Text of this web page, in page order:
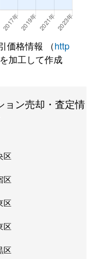
価格情報 （http
加工して作成
ョン売却・査定情
区
区
区
区
区